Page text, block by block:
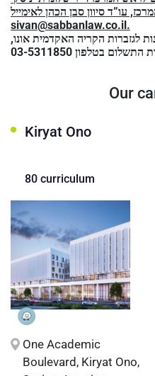
עו”ד סיוון סבן הכהן לאימייל:
sivan@sabbanlaw.co.il.
לגזברות הקריה האקדמית אונו,
Our
Kiryat Ono
80 curriculum
One Academic
Boulevard, Kiryat Ono,